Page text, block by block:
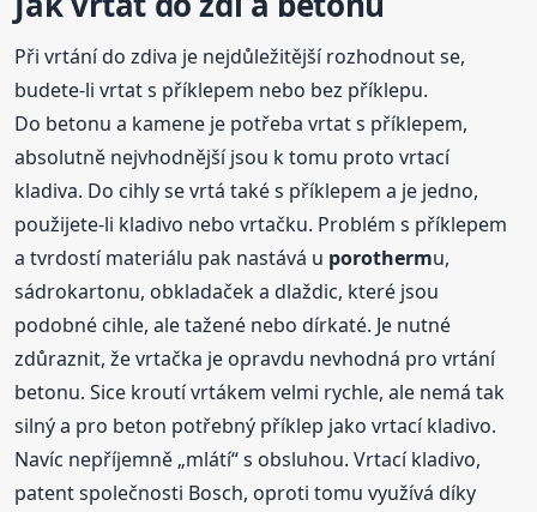
Při vrtání do zdiva je nejdůležitější rozhodnout se,
budete-li vrtat s příklepem nebo bez příklepu.
Do betonu a kamene je potřeba vrtat s příklepem,
absolutně nejvhodnější jsou k tomu proto vrtací
kladiva. Do cihly se vrtá také s příklepem a je jedno,
použijete-li kladivo nebo vrtačku. Problém s příklepem
a tvrdostí materiálu pak nastává u porothermu,
sádrokartonu, obkladaček a dlaždic, které jsou
podobné cihle, ale tažené nebo dírkaté. Je nutné
zdůraznit, že vrtačka je opravdu nevhodná pro vrtání
betonu. Sice kroutí vrtákem velmi rychle, ale nemá tak
silný a pro beton potřebný příklep jako vrtací kladivo.
Navíc nepříjemně „mlátí“ s obsluhou. Vrtací kladivo,
patent společnosti Bosch, oproti tomu využívá díky